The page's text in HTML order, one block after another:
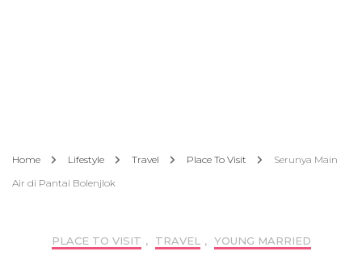
Home Lifestyle Travel Place To Visit
Serunya Main
Air di Pantai Bolenjlok
PLACE TO VISIT , TRAVEL , YOUNG MARRIED